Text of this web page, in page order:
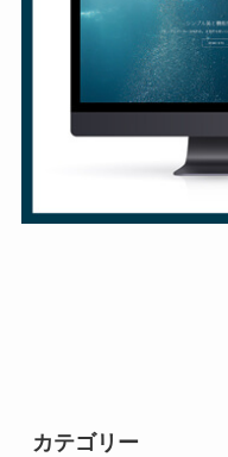
カテゴリー